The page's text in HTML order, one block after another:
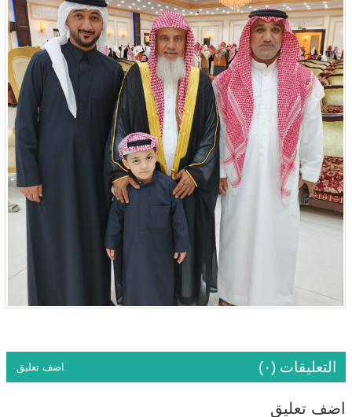
التعليقات (٠) اضف تعليق
اضف تعليق